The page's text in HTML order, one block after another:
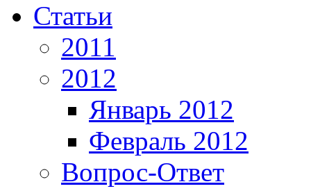
Статьи
2011
2012
Январь 2012
Февраль 2012
Вопрос-Ответ